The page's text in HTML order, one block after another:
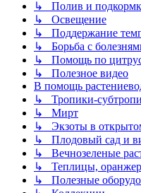
↳ Полив и
↳ Освещение
↳ Поддержание
↳ Борьба с
↳ Помощь по
↳ Полезное видео
В помощь
↳ Тропики-
↳ Мирт
↳ Экзоты в
↳ Плодовый сад и
↳ Вечнозеленые
↳ Теплицы,
↳ Полезные